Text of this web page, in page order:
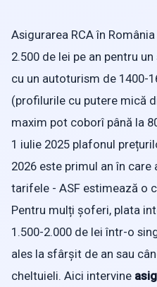
Asigurarea RCA în
2.500 de lei pe an pentru
cu un autoturism de 1400-
(profilurile cu putere mică
maxim pot coborî până la
1 iulie 2025 plafonul
2026 este primul an în
tarifele - ASF estimează o
Pentru mulți șoferi, plata
1.500-2.000 de lei într-o
ales la sfârșit de an sau
cheltuieli. Aici intervine